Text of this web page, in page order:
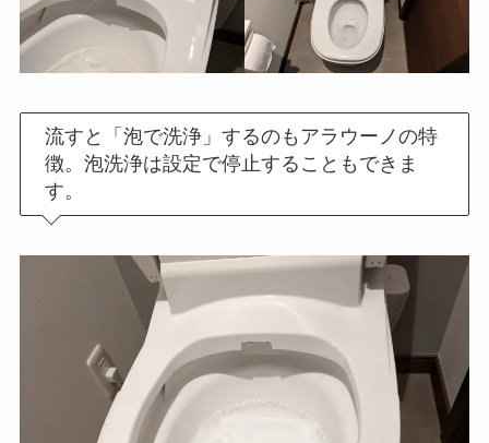
流すと「泡で洗浄」するのもアラウーノの特
徴。泡洗浄は設定で停止することもできま
す。